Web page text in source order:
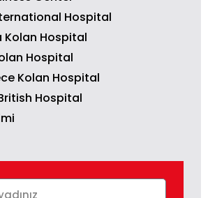
Hospital
Kolan Hospital
Hospital
Kolan Hospital
Hospital